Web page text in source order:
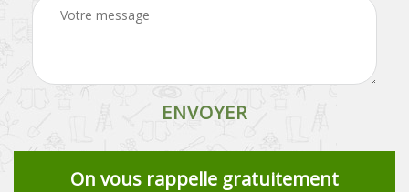
On vous rappelle gratuitement